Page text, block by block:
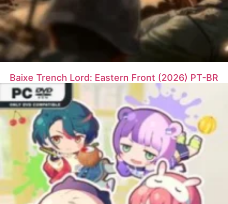
Baixe Trench Lord: Eastern Front (2026) PT-BR